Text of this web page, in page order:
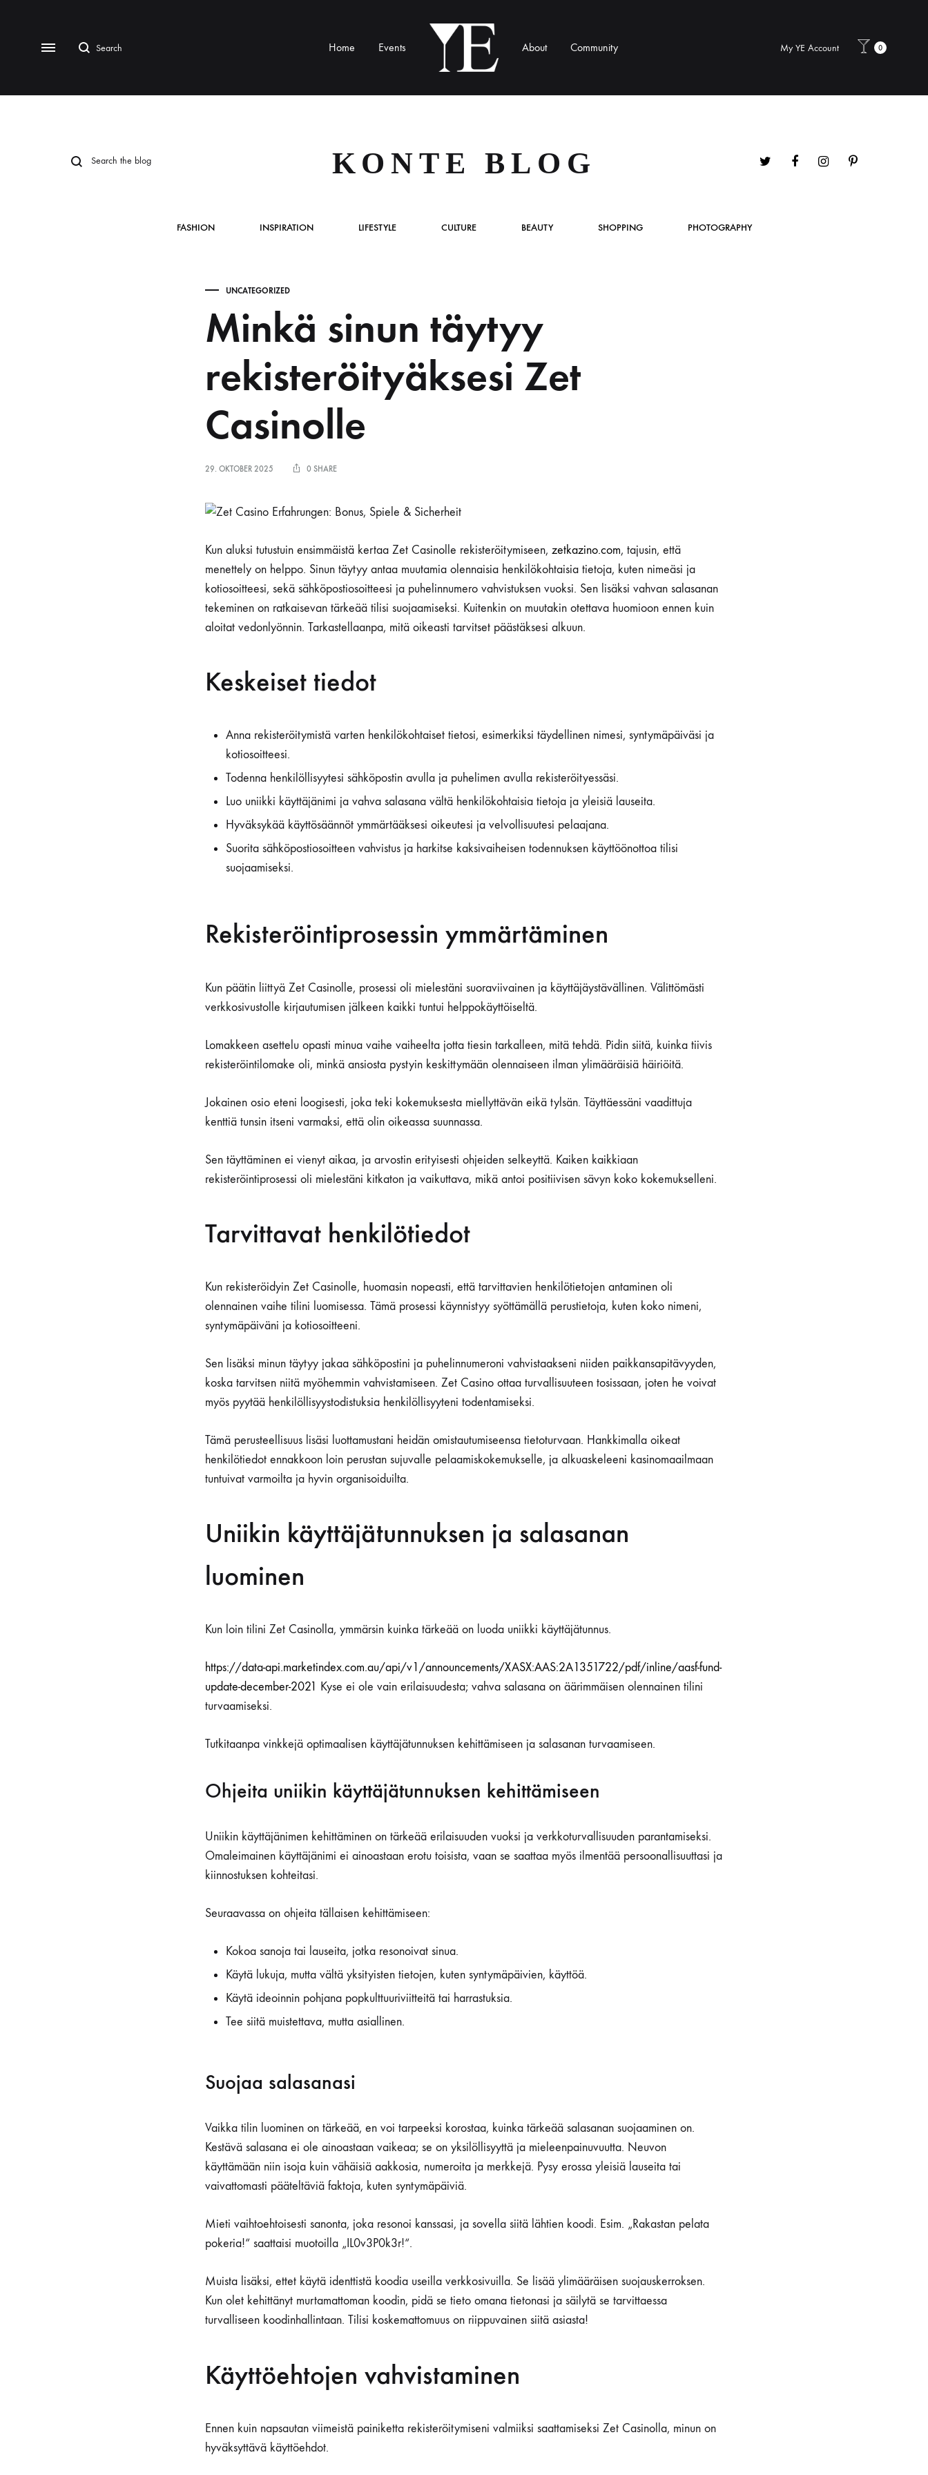
Home Events
Munich
About Community My YE Account 0
KONTE BLOG TwitterFacebookInstagramPinterest
FASHION INSPIRATION LIFESTYLE CULTURE BEAUTY SHOPPING PHOTOGRAPHY
UNCATEGORIZED
Minkä sinun täytyy
rekisteröityäksesi Zet
Casinolle
29. OKTOBER 2025 0 SHARE
Kun aluksi tutustuin ensimmäistä kertaa Zet Casinolle rekisteröitymiseen, zetkazino.com, tajusin, että
menettely on helppo. Sinun täytyy antaa muutamia olennaisia henkilökohtaisia tietoja, kuten nimeäsi ja
kotiosoitteesi, sekä sähköpostiosoitteesi ja puhelinnumero vahvistuksen vuoksi. Sen lisäksi vahvan salasanan
tekeminen on ratkaisevan tärkeää tilisi suojaamiseksi. Kuitenkin on muutakin otettava huomioon ennen kuin
aloitat vedonlyönnin. Tarkastellaanpa, mitä oikeasti tarvitset päästäksesi alkuun.
Keskeiset tiedot
Anna rekisteröitymistä varten henkilökohtaiset tietosi, esimerkiksi täydellinen nimesi, syntymäpäiväsi ja
kotiosoitteesi.
Todenna henkilöllisyytesi sähköpostin avulla ja puhelimen avulla rekisteröityessäsi.
Luo uniikki käyttäjänimi ja vahva salasana vältä henkilökohtaisia tietoja ja yleisiä lauseita.
Hyväksykää käyttösäännöt ymmärtääksesi oikeutesi ja velvollisuutesi pelaajana.
Suorita sähköpostiosoitteen vahvistus ja harkitse kaksivaiheisen todennuksen käyttöönottoa tilisi
suojaamiseksi.
Rekisteröintiprosessin ymmärtäminen
Kun päätin liittyä Zet Casinolle, prosessi oli mielestäni suoraviivainen ja käyttäjäystävällinen. Välittömästi
verkkosivustolle kirjautumisen jälkeen kaikki tuntui helppokäyttöiseltä.
Lomakkeen asettelu opasti minua vaihe vaiheelta jotta tiesin tarkalleen, mitä tehdä. Pidin siitä, kuinka tiivis
rekisteröintilomake oli, minkä ansiosta pystyin keskittymään olennaiseen ilman ylimääräisiä häiriöitä.
Jokainen osio eteni loogisesti, joka teki kokemuksesta miellyttävän eikä tylsän. Täyttäessäni vaadittuja
kenttiä tunsin itseni varmaksi, että olin oikeassa suunnassa.
Sen täyttäminen ei vienyt aikaa, ja arvostin erityisesti ohjeiden selkeyttä. Kaiken kaikkiaan
rekisteröintiprosessi oli mielestäni kitkaton ja vaikuttava, mikä antoi positiivisen sävyn koko kokemukselleni.
Tarvittavat henkilötiedot
Kun rekisteröidyin Zet Casinolle, huomasin nopeasti, että tarvittavien henkilötietojen antaminen oli
olennainen vaihe tilini luomisessa. Tämä prosessi käynnistyy syöttämällä perustietoja, kuten koko nimeni,
syntymäpäiväni ja kotiosoitteeni.
Sen lisäksi minun täytyy jakaa sähköpostini ja puhelinnumeroni vahvistaakseni niiden paikkansapitävyyden,
koska tarvitsen niitä myöhemmin vahvistamiseen. Zet Casino ottaa turvallisuuteen tosissaan, joten he voivat
myös pyytää henkilöllisyystodistuksia henkilöllisyyteni todentamiseksi.
Tämä perusteellisuus lisäsi luottamustani heidän omistautumiseensa tietoturvaan. Hankkimalla oikeat
henkilötiedot ennakkoon loin perustan sujuvalle pelaamiskokemukselle, ja alkuaskeleeni kasinomaailmaan
tuntuivat varmoilta ja hyvin organisoiduilta.
Uniikin käyttäjätunnuksen ja salasanan
luominen
Kun loin tilini Zet Casinolla, ymmärsin kuinka tärkeää on luoda uniikki käyttäjätunnus.
https://data-api.marketindex.com.au/api/v1/announcements/XASX:AAS:2A1351722/pdf/inline/aasf-fund-
update-december-2021 Kyse ei ole vain erilaisuudesta; vahva salasana on äärimmäisen olennainen tilini
turvaamiseksi.
Tutkitaanpa vinkkejä optimaalisen käyttäjätunnuksen kehittämiseen ja salasanan turvaamiseen.
Ohjeita uniikin käyttäjätunnuksen kehittämiseen
Uniikin käyttäjänimen kehittäminen on tärkeää erilaisuuden vuoksi ja verkkoturvallisuuden parantamiseksi.
Omaleimainen käyttäjänimi ei ainoastaan erotu toisista, vaan se saattaa myös ilmentää persoonallisuuttasi ja
kiinnostuksen kohteitasi.
Seuraavassa on ohjeita tällaisen kehittämiseen:
Kokoa sanoja tai lauseita, jotka resonoivat sinua.
Käytä lukuja, mutta vältä yksityisten tietojen, kuten syntymäpäivien, käyttöä.
Käytä ideoinnin pohjana popkulttuuriviitteitä tai harrastuksia.
Tee siitä muistettava, mutta asiallinen.
Suojaa salasanasi
Vaikka tilin luominen on tärkeää, en voi tarpeeksi korostaa, kuinka tärkeää salasanan suojaaminen on.
Kestävä salasana ei ole ainoastaan vaikeaa; se on yksilöllisyyttä ja mieleenpainuvuutta. Neuvon
käyttämään niin isoja kuin vähäisiä aakkosia, numeroita ja merkkejä. Pysy erossa yleisiä lauseita tai
vaivattomasti pääteltäviä faktoja, kuten syntymäpäiviä.
Mieti vaihtoehtoisesti sanonta, joka resonoi kanssasi, ja sovella siitä lähtien koodi. Esim. „Rakastan pelata
pokeria!“ saattaisi muotoilla „IL0v3P0k3r!“.
Muista lisäksi, ettet käytä identtistä koodia useilla verkkosivuilla. Se lisää ylimääräisen suojauskerroksen.
Kun olet kehittänyt murtamattoman koodin, pidä se tieto omana tietonasi ja säilytä se tarvittaessa
turvalliseen koodinhallintaan. Tilisi koskemattomuus on riippuvainen siitä asiasta!
Käyttöehtojen vahvistaminen
Ennen kuin napsautan viimeistä painiketta rekisteröitymiseni valmiiksi saattamiseksi Zet Casinolla, minun on
hyväksyttävä käyttöehdot.